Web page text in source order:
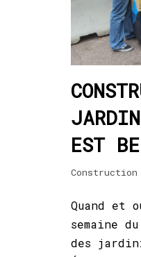
EST
Construction
Quand et
semaine
des